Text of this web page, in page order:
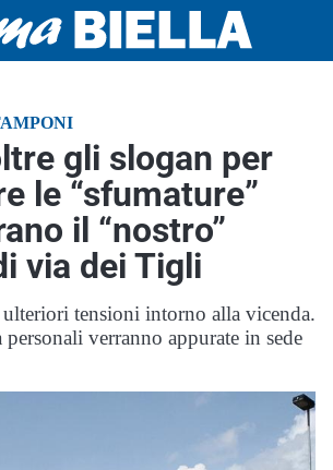
gli slogan per
le “sfumature”
il “nostro”
via dei Tigli
tensioni intorno alla vicenda.
verranno appurate in sede